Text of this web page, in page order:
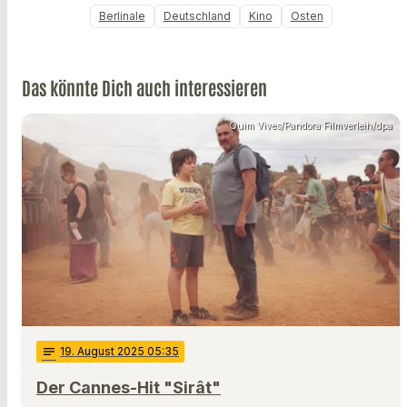
Berlinale Deutschland Kino Osten
Das könnte Dich auch interessieren
Quim Vives/Pandora Filmverleih/dpa
notes 19. August 2025 05:35
Der Cannes-Hit "Sirât"